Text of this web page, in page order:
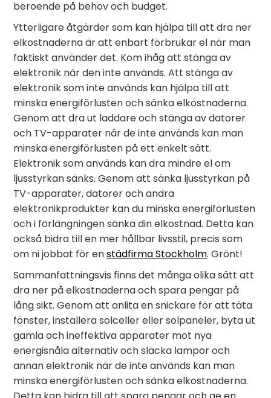
beroende på behov och budget.
Ytterligare åtgärder som kan hjälpa till att dra ner
elkostnaderna är att enbart förbrukar el när man
faktiskt använder det. Kom ihåg att stänga av
elektronik när den inte används. Att stänga av
elektronik som inte används kan hjälpa till att
minska energiförlusten och sänka elkostnaderna.
Genom att dra ut laddare och stänga av datorer
och TV-apparater när de inte används kan man
minska energiförlusten på ett enkelt sätt.
Elektronik som används kan dra mindre el om
ljusstyrkan sänks. Genom att sänka ljusstyrkan på
TV-apparater, datorer och andra
elektronikprodukter kan du minska energiförlusten
och i förlängningen sänka din elkostnad. Detta kan
också bidra till en mer hållbar livsstil, precis som
om ni jobbat för enstädfirma Stockholm. Grönt!
Sammanfattningsvis finns det många olika sätt att
dra ner på elkostnaderna och spara pengar på
lång sikt. Genom att anlita en snickare för att täta
fönster, installera solceller eller solpaneler, byta ut
gamla och ineffektiva apparater mot nya
energisnåla alternativ och släcka lampor och
annan elektronik när de inte används kan man
minska energiförlusten och sänka elkostnaderna.